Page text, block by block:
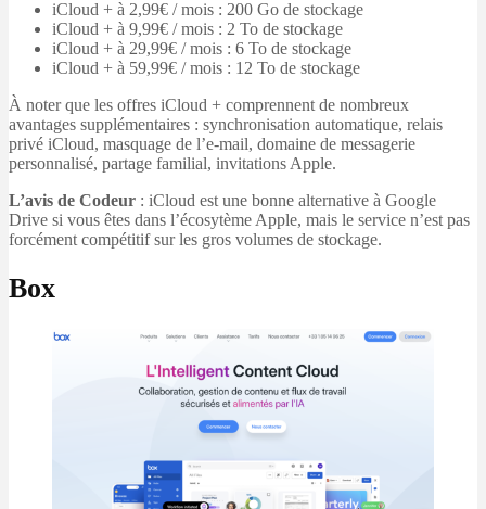
iCloud + à 2,99€ / mois : 200 Go de stockage
iCloud + à 9,99€ / mois : 2 To de stockage
iCloud + à 29,99€ / mois : 6 To de stockage
iCloud + à 59,99€ / mois : 12 To de stockage
À noter que les offres iCloud + comprennent de nombreux
avantages supplémentaires : synchronisation automatique, relais
privé iCloud, masquage de l’e-mail, domaine de messagerie
personnalisé, partage familial, invitations Apple.
L’avis de Codeur : iCloud est une bonne alternative à Google
Drive si vous êtes dans l’écosytème Apple, mais le service n’est pas
forcément compétitif sur les gros volumes de stockage.
Box